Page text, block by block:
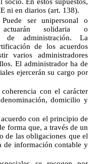
En estos supuestos,
ni en diarios (art. 138).
ser unipersonal o
solidaria o
de administración. La
de los acuerdos
varios administradores
El administrador ha de
ejercerán su cargo por
con el carácter
domicilio y
con el principio de
forma que, a través de un
de las obligaciones que el
de información contable y